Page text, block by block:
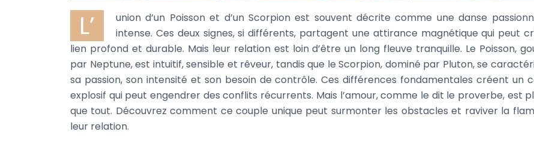
L’
union d’un Poisson et d’un Scorpion est souvent décrite comme une danse
intense. Ces deux signes, si différents, partagent une attirance magnétique qui peut
lien profond et durable. Mais leur relation est loin d’être un long fleuve tranquille. Le Poisson,
par Neptune, est intuitif, sensible et rêveur, tandis que le Scorpion, dominé par Pluton, se
sa passion, son intensité et son besoin de contrôle. Ces différences fondamentales créent un
explosif qui peut engendrer des conflits récurrents. Mais l’amour, comme le dit le proverbe, est
que tout. Découvrez comment ce couple unique peut surmonter les obstacles et raviver la
leur relation.